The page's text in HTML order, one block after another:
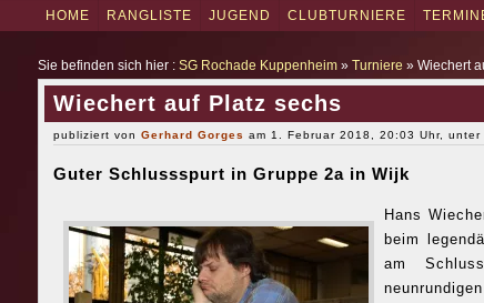
HOME RANGLISTE JUGEND CLUBTURNIERE
Sie befinden sich hier : SG Rochade Kuppenheim» Turniere » Wiechert
Wiechert auf Platz sechs
publiziert von Gerhard Gorges am 1. Februar 2018, 20:03 Uhr, unter
Guter Schlussspurt in Gruppe 2a in Wijk
Hans
beim
am